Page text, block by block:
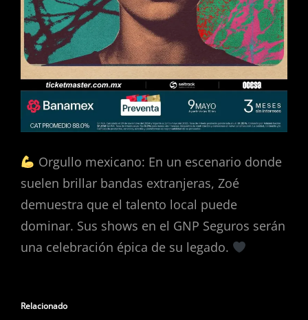
Orgullo mexicano: En un escenario donde
suelen brillar bandas extranjeras, Zoé
demuestra que el talento local puede
dominar. Sus shows en el GNP Seguros serán
una celebración épica de su legado.
Relacionado